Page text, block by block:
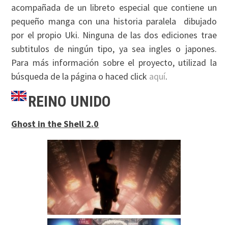
acompañada de un libreto especial que contiene un
pequeño manga con una historia paralela dibujado
por el propio Uki. Ninguna de las dos ediciones trae
subtitulos de ningún tipo, ya sea ingles o japones.
Para más información sobre el proyecto, utilizad la
búsqueda de la página o haced click aquí.
REINO UNIDO
Ghost in the Shell 2.0